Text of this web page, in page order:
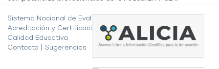
Sistema Nacional de Evaluación,
Acreditación y Certificación de la
Calidad Educativa
Contacto
Sugerencias